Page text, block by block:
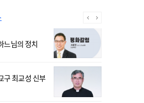
느님의 정치
구 최교성 신부
공식 주제가
국인 곡 선정
계청년대회 주
의 선율 울